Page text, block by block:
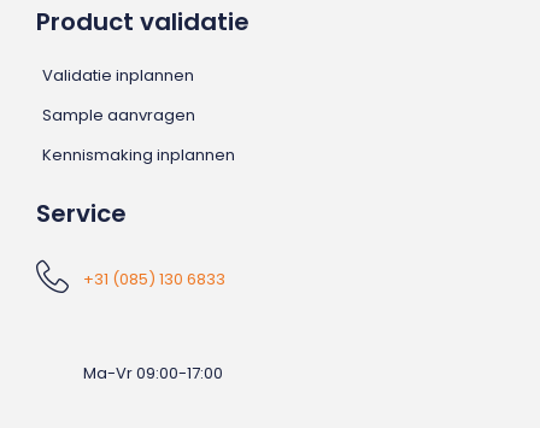
Product validatie
Validatie inplannen
Sample aanvragen
Kennismaking inplannen
Service
+31 (085) 130 6833
Ma-Vr 09:00-17:00